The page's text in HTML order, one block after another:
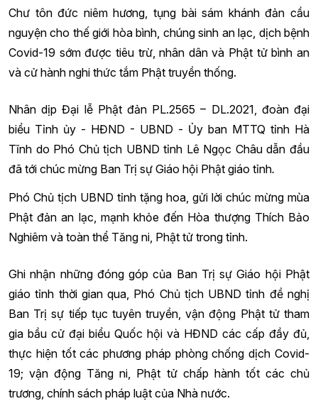
Chư tôn đức niêm hương, tụng bài sám khánh đản cầu
nguyện cho thế giới hòa bình, chúng sinh an lạc, dịch bệnh
Covid-19 sớm được tiêu trừ, nhân dân và Phật tử bình an
và cử hành nghi thức tắm Phật truyền thống.
Nhân dịp Đại lễ Phật đản PL.2565 – DL.2021, đoàn đại
biểu Tỉnh ủy - HĐND - UBND - Ủy ban MTTQ tỉnh Hà
Tĩnh do Phó Chủ tịch UBND tỉnh Lê Ngọc Châu dẫn đầu
đã tới chúc mừng Ban Trị sự Giáo hội Phật giáo tỉnh.
Phó Chủ tịch UBND tỉnh tặng hoa, gửi lời chúc mừng mùa
Phật đản an lạc, mạnh khỏe đến Hòa thượng Thích Bảo
Nghiêm và toàn thể Tăng ni, Phật tử trong tỉnh.
Ghi nhận những đóng góp của Ban Trị sự Giáo hội Phật
giáo tỉnh thời gian qua, Phó Chủ tịch UBND tỉnh đề nghị
Ban Trị sự tiếp tục tuyên truyền, vận động Phật tử tham
gia bầu cử đại biểu Quốc hội và HĐND các cấp đầy đủ,
thực hiện tốt các phương pháp phòng chống dịch Covid-
19; vận động Tăng ni, Phật tử chấp hành tốt các chủ
trương, chính sách pháp luật của Nhà nước.